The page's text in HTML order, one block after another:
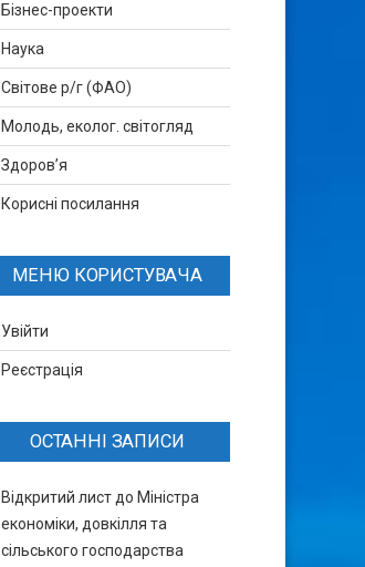
Бізнес-проекти
Наука
Світове р/г (ФАО)
Молодь, еколог. світогляд
Здоров’я
Корисні посилання
МЕНЮ КОРИСТУВАЧА
Увійти
Реєстрація
ОСТАННІ ЗАПИСИ
Відкритий лист до Міністра
економіки, довкілля та
сільського господарства